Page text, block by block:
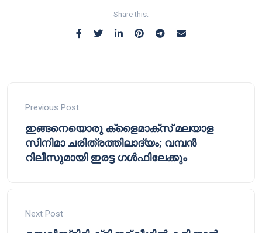
Share this:
Previous Post
ഇങ്ങനെയൊരു ക്ളൈമാക്സ് മലയാള
സിനിമാ ചരിത്രത്തിലാദ്യം; വമ്പൻ
റിലീസുമായി ഇരട്ട ഗൾഫിലേക്കും
Next Post